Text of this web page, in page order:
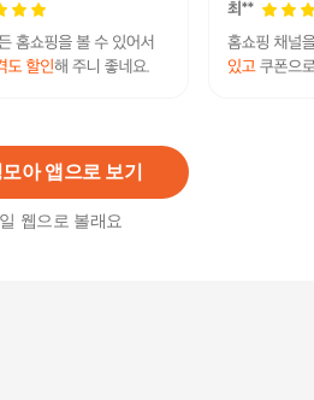
아 앱으로 보기
웹으로 볼래요
와이드통팬츠 와이드바지 와이드팬츠